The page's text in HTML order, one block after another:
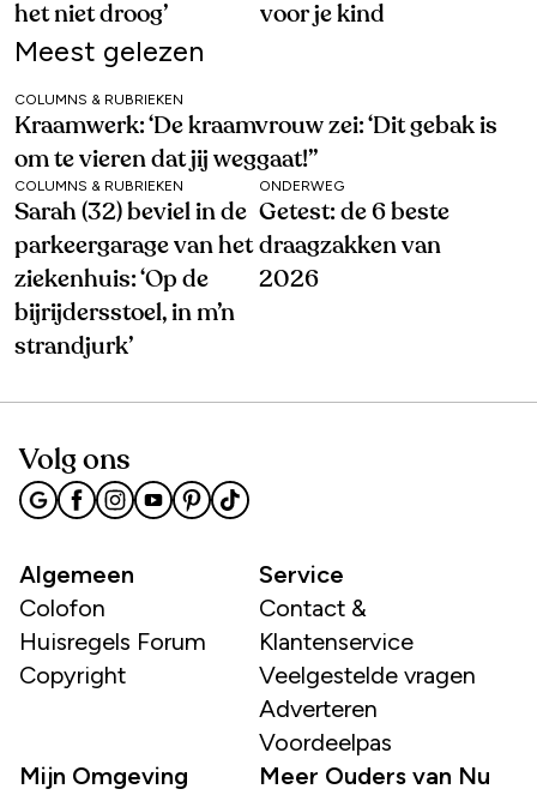
het niet droog’
voor je kind
Meest gelezen
COLUMNS & RUBRIEKEN
Kraamwerk: ‘De kraamvrouw zei: ‘Dit gebak is
om te vieren dat jij weggaat!’’
COLUMNS & RUBRIEKEN
Sarah (32) beviel in de
parkeergarage van het
ziekenhuis: ‘Op de
bijrijdersstoel, in m’n
strandjurk’
ONDERWEG
Getest: de 6 beste
draagzakken van
2026
Volg ons
Algemeen
Colofon
Huisregels Forum
Copyright
Service
Contact &
Klantenservice
Veelgestelde vragen
Adverteren
Voordeelpas
Mijn Omgeving
Meer Ouders van Nu